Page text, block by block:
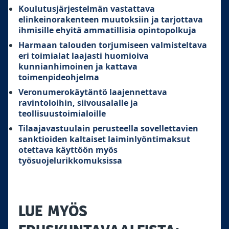
Koulutusjärjestelmän vastattava
elinkeinorakenteen muutoksiin ja tarjottava
ihmisille ehyitä ammatillisia opintopolkuja
Harmaan talouden torjumiseen valmisteltava
eri toimialat laajasti huomioiva
kunnianhimoinen ja kattava
toimenpideohjelma
Veronumerokäytäntö laajennettava
ravintoloihin, siivousalalle ja
teollisuustoimialoille
Tilaajavastuulain perusteella sovellettavien
sanktioiden kaltaiset laiminlyöntimaksut
otettava käyttöön myös
työsuojelurikkomuksissa
LUE MYÖS